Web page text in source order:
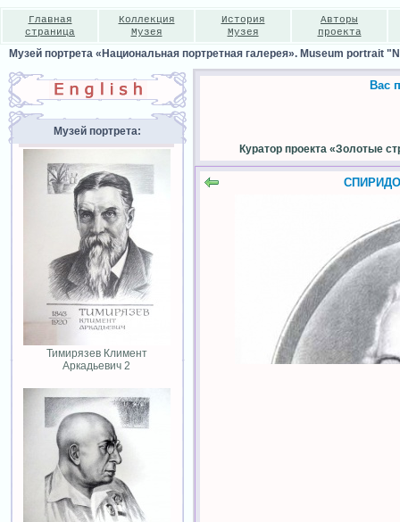
Главная
страница
Коллекция
Музея
История
Музея
Авторы
проекта
Музей портрета «Национальная портретная галерея». Museum portrait
Музей портрета:
Тимирязев Климент
Аркадьевич 2
Вас
Куратор проекта «Золотые